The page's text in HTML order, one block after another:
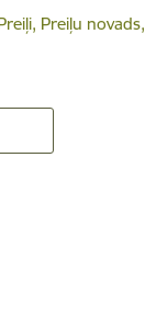
Preiļu